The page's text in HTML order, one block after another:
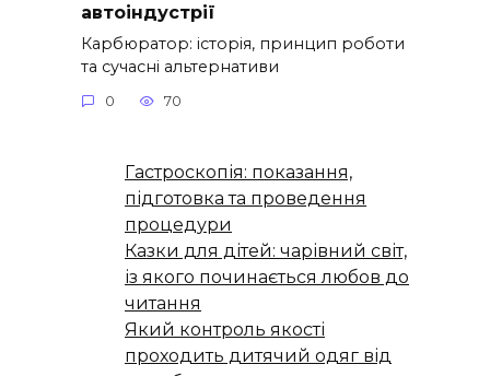
автоіндустрії
Карбюратор: історія, принцип роботи
та сучасні альтернативи
0 70
Гастроскопія: показання,
підготовка та проведення
процедури
Казки для дітей: чарівний світ,
із якого починається любов до
читання
Який контроль якості
проходить дитячий одяг від